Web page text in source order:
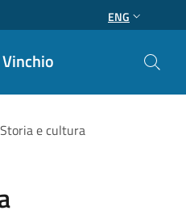
ENG
Storia e cultura